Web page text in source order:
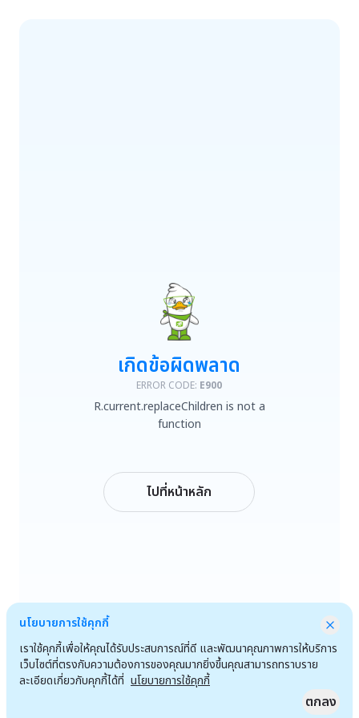
R.current.replaceChildren is not a function
เกิดข้อผิดพลาด
ERROR CODE: E900
R.current.replaceChildren is not a
function
ไปที่หน้าหลัก
นโยบายการใช้คุกกี้
เราใช้คุกกี้เพื่อให้คุณได้รับประสบการณ์ที่ดี และพัฒนาคุณภาพการให้บริการ
เว็บไซต์ที่ตรงกับความต้องการของคุณมากยิ่งขึ้นคุณสามารถทราบราย
ละเอียดเกี่ยวกับคุกกี้ได้ที่ นโยบายการใช้คุกกี้
ตกลง